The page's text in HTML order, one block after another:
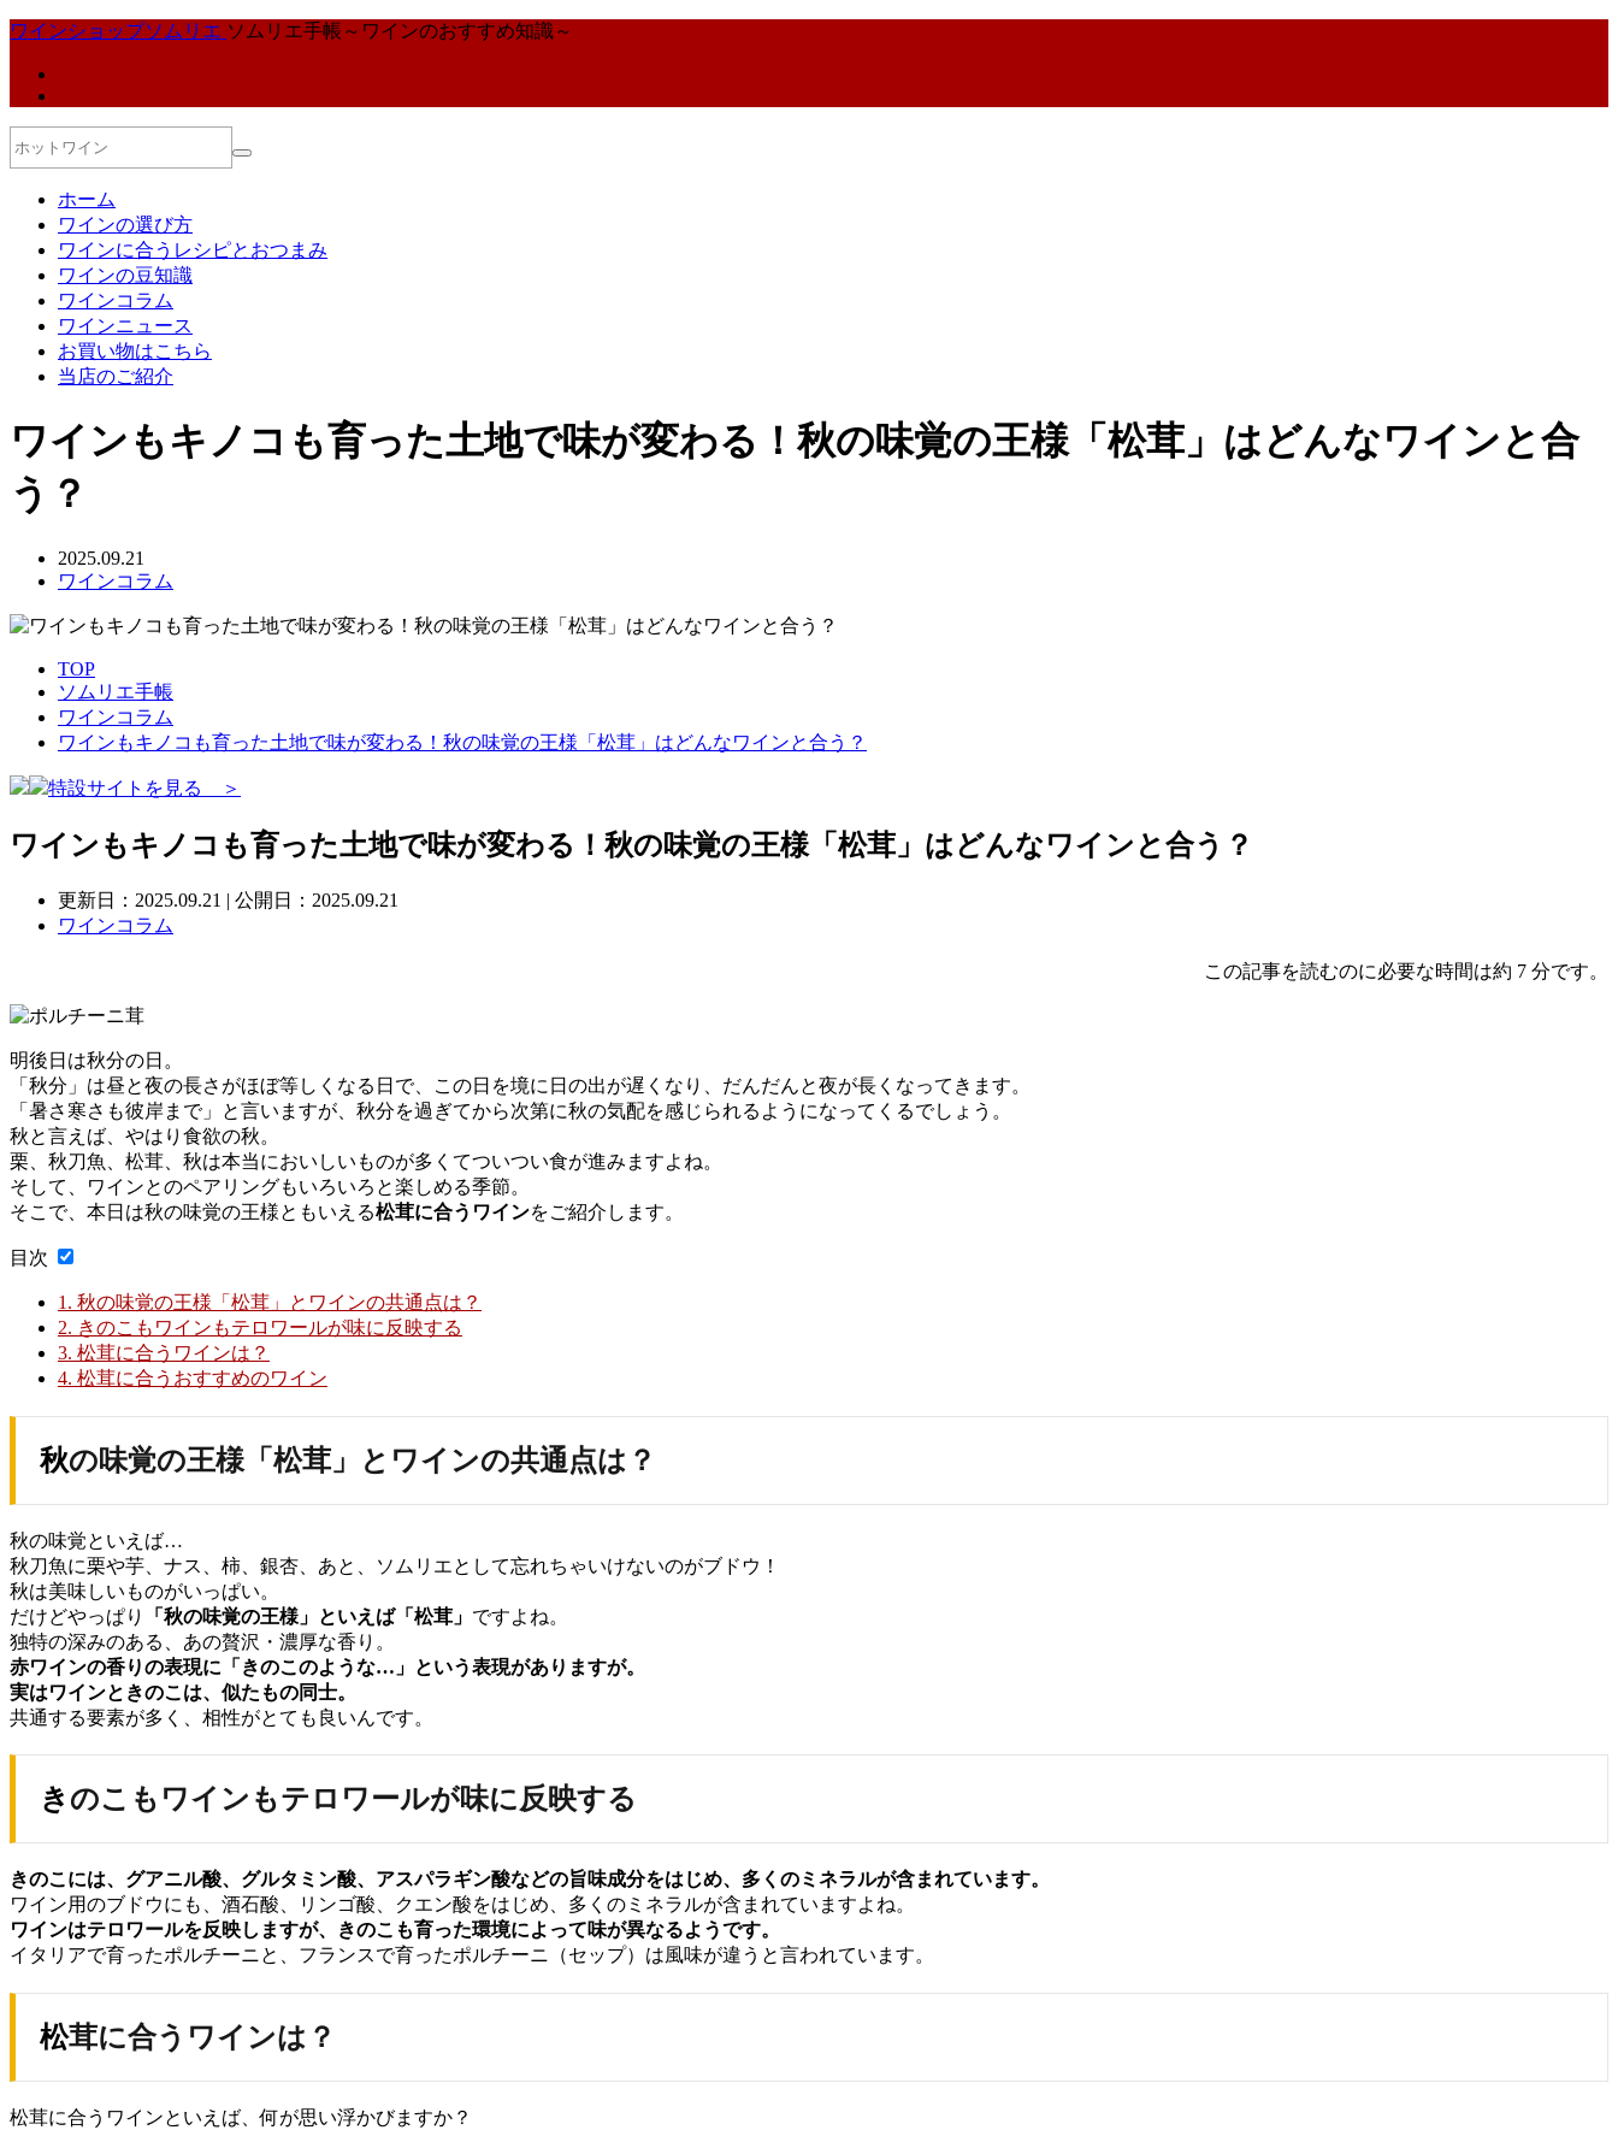
ワインショップソムリエ ソムリエ手帳～ワインのおすすめ知識～
ホーム
ワインの選び方
ワインに合うレシピとおつまみ
ワインの豆知識
ワインコラム
ワインニュース
お買い物はこちら
当店のご紹介
ワインもキノコも育った土地で味が変わる！秋の味覚の王様「松茸」はどんなワインと合
う？
2025.09.21
ワインコラム
TOP
ソムリエ手帳
ワインコラム
ワインもキノコも育った土地で味が変わる！秋の味覚の王様「松茸」はどんなワインと合う？
特設サイトを見る ＞
ワインもキノコも育った土地で味が変わる！秋の味覚の王様「松茸」はどんなワインと合う？
更新日： 2025.09.21 | 公開日：2025.09.21
ワインコラム
この記事を読むのに必要な時間は約 7 分です。
明後日は秋分の日。
「秋分」は昼と夜の長さがほぼ等しくなる日で、この日を境に日の出が遅くなり、だんだんと夜が長くなってきます。
「暑さ寒さも彼岸まで」と言いますが、秋分を過ぎてから次第に秋の気配を感じられるようになってくるでしょう。
秋と言えば、やはり食欲の秋。
栗、秋刀魚、松茸、秋は本当においしいものが多くてついつい食が進みますよね。
そして、ワインとのペアリングもいろいろと楽しめる季節。
そこで、本日は秋の味覚の王様ともいえる松茸に合うワインをご紹介します。
目次
1. 秋の味覚の王様「松茸」とワインの共通点は？
2. きのこもワインもテロワールが味に反映する
3. 松茸に合うワインは？
4. 松茸に合うおすすめのワイン
秋の味覚の王様「松茸」とワインの共通点は？
秋の味覚といえば…
秋刀魚に栗や芋、ナス、柿、銀杏、あと、ソムリエとして忘れちゃいけないのがブドウ！
秋は美味しいものがいっぱい。
だけどやっぱり
「秋の味覚の王様」といえば「松茸」 ですよね。
独特の深みのある、あの贅沢・濃厚な香り。
赤ワインの香りの表現に「きのこのような…」という表現がありますが。
実はワインときのこは、似たもの同士。
共通する要素が多く、相性がとても良いんです。
きのこもワインもテロワールが味に反映する
きのこには、グアニル酸、グルタミン酸、アスパラギン酸などの旨味成分をはじめ、多くのミネラルが含まれています。
ワイン用のブドウにも、酒石酸、リンゴ酸、クエン酸をはじめ、多くのミネラルが含まれていますよね。
ワインはテロワールを反映しますが、
きのこも育った環境によって味が異なるようです。
イタリアで育ったポルチーニと、フランスで育ったポルチーニ（セップ）は風味が違うと言われています。
松茸に合うワインは？
松茸に合うワインといえば、何が思い浮かびますか？